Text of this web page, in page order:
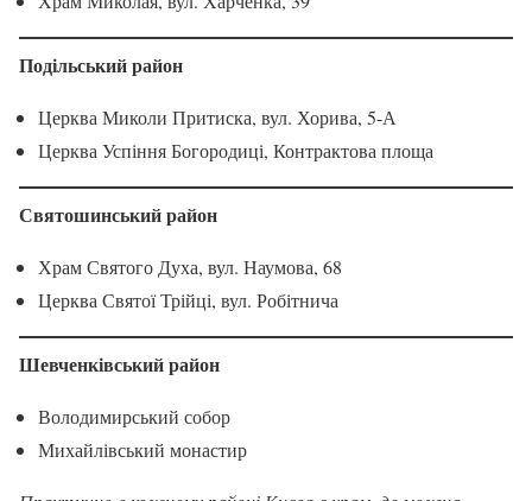
Подільський район
Церква Миколи Притиска, вул. Хорива, 5-А
Церква Успіння Богородиці, Контрактова площа
Святошинський район
Храм Святого Духа, вул. Наумова, 68
Церква Святої Трійці, вул. Робітнича
Шевченківський район
Володимирський собор
Михайлівський монастир